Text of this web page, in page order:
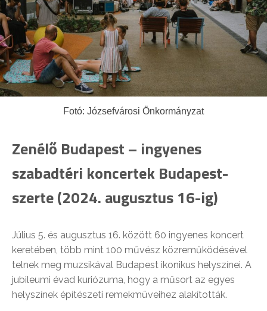
Fotó: Józsefvárosi Önkormányzat
Zenélő Budapest – ingyenes
szabadtéri koncertek Budapest-
szerte (2024. augusztus 16-ig)
Július 5. és augusztus 16. között 60 ingyenes koncert
keretében, több mint 100 művész közreműködésével
telnek meg muzsikával Budapest ikonikus helyszínei. A
jubileumi évad kuriózuma, hogy a műsort az egyes
helyszínek építészeti remekműveihez alakították.